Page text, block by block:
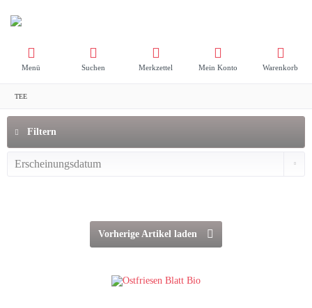
Menü Warenkorb
Merkzettel Mein Konto
Suchen
TEE
Filtern
Vorherige Artikel laden